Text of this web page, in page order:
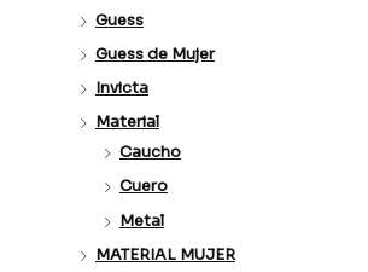
Guess
Guess de Mujer
Invicta
Material
Caucho
Cuero
Metal
MATERIAL MUJER